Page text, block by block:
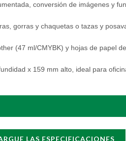
conversión de imágenes y
gorras y chaquetas o tazas y
(47 ml/CMYBK) y hojas de papel de
x 159 mm alto, ideal para
LAS ESPECIFICACIONES